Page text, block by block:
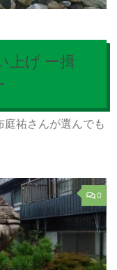
上げ ー揖
祐さんが選んでも
0